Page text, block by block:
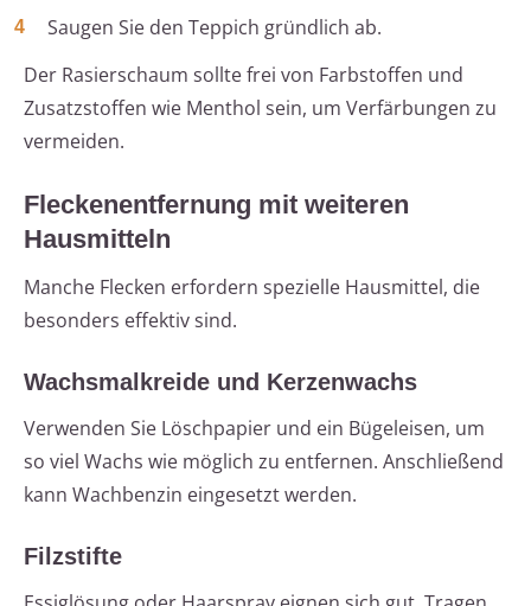
Saugen Sie den Teppich gründlich ab.
Der Rasierschaum sollte frei von Farbstoffen und
Zusatzstoffen wie Menthol sein, um Verfärbungen zu
vermeiden.
Fleckenentfernung mit weiteren
Hausmitteln
Manche Flecken erfordern spezielle Hausmittel, die
besonders effektiv sind.
Wachsmalkreide und Kerzenwachs
Verwenden Sie Löschpapier und ein Bügeleisen, um
so viel Wachs wie möglich zu entfernen. Anschließend
kann Wachbenzin eingesetzt werden.
Filzstifte